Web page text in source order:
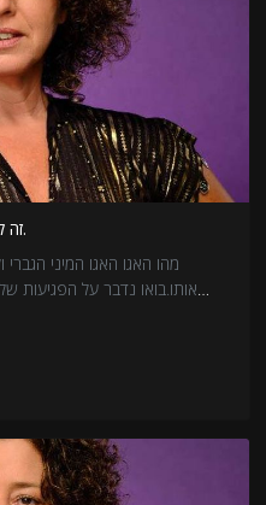
6. זה לא אתה, זה האגו המיני הגברי שלך.
אותו.בואו נדבר על הפגיעות
שמשפיעים לרעה על האגו